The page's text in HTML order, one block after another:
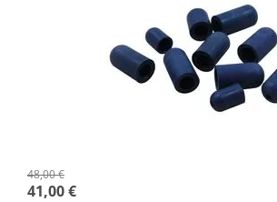
48,00 €
41,00 €